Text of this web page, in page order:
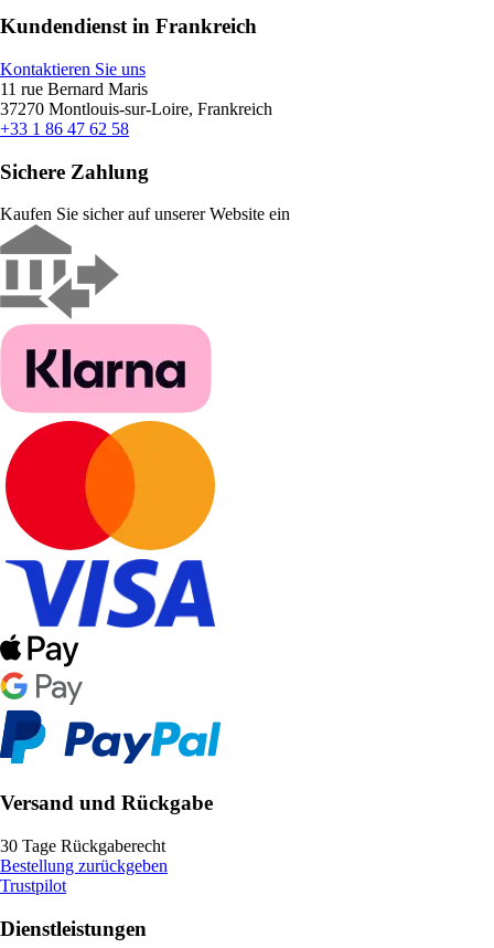
Kundendienst in Frankreich
Kontaktieren Sie uns
11 rue Bernard Maris
37270 Montlouis-sur-Loire, Frankreich
+33 1 86 47 62 58
Sichere Zahlung
Kaufen Sie sicher auf unserer Website ein
Versand und Rückgabe
30 Tage Rückgaberecht
Bestellung zurückgeben
Trustpilot
Dienstleistungen